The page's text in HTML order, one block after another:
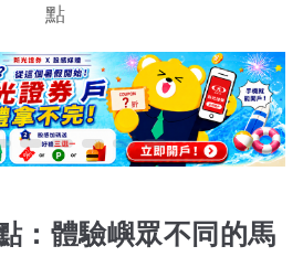
點
：體驗嶼眾不同的馬